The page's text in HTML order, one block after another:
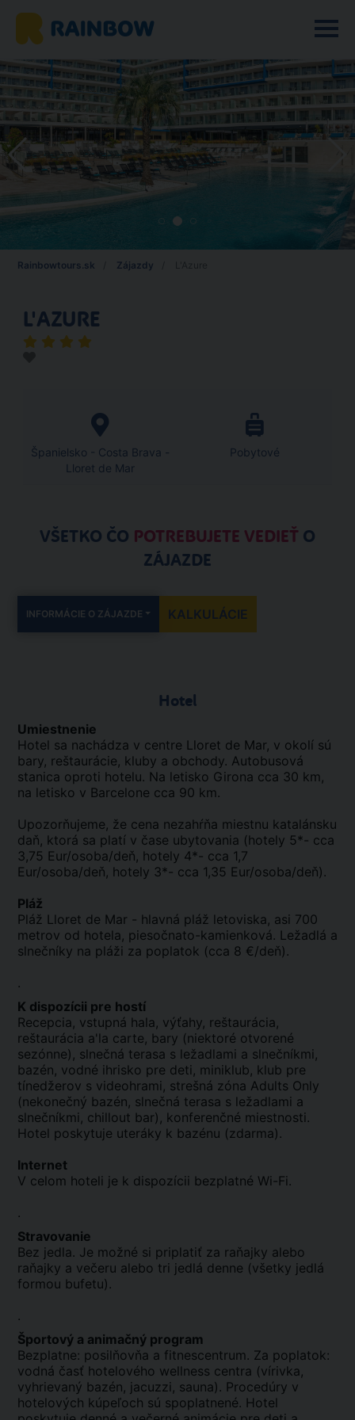
Rainbowtours.sk Zájazdy
L'AZURE
Španielsko - Costa Brava -
Lloret de Mar
Pobytové
VŠETKO ČO POTREBUJETE VEDIEŤ O
ZÁJAZDE
INFORMÁCIE O ZÁJAZDE KALKULÁCIE
Hotel
Umiestnenie
Hotel sa nachádza v centre Lloret de Mar, v okolí sú
bary, reštaurácie, kluby a obchody. Autobusová
stanica oproti hotelu. Na letisko Girona cca 30 km,
na letisko v Barcelone cca 90 km.
Upozorňujeme, že cena nezahŕňa miestnu katalánsku
daň, ktorá sa platí v čase ubytovania (hotely 5*- cca
3,75 Eur/osoba/deň, hotely 4*- cca 1,7
Eur/osoba/deň, hotely 3*- cca 1,35 Eur/osoba/deň).
Pláž
Pláž Lloret de Mar - hlavná pláž letoviska, asi 700
metrov od hotela, piesočnato-kamienková. Ležadlá a
slnečníky na pláži za poplatok (cca 8 €/deň).
.
K dispozícii pre hostí
Recepcia, vstupná hala, výťahy, reštaurácia,
reštaurácia a'la carte, bary (niektoré otvorené
sezónne), slnečná terasa s ležadlami a slnečníkmi,
bazén, vodné ihrisko pre deti, miniklub, klub pre
tínedžerov s videohrami, strešná zóna Adults Only
(nekonečný bazén, slnečná terasa s ležadlami a
slnečníkmi, chillout bar), konferenčné miestnosti.
Hotel poskytuje uteráky k bazénu (zdarma).
Internet
V celom hoteli je k dispozícii bezplatné Wi-Fi.
.
Stravovanie
Bez jedla. Je možné si priplatiť za raňajky alebo
raňajky a večeru alebo tri jedlá denne (všetky jedlá
formou bufetu).
.
Športový a animačný program
Bezplatne: posilňovňa a fitnescentrum. Za poplatok:
vodná časť hotelového wellness centra (vírivka,
vyhrievaný bazén, jacuzzi, sauna). Procedúry v
hotelových kúpeľoch sú spoplatnené. Hotel